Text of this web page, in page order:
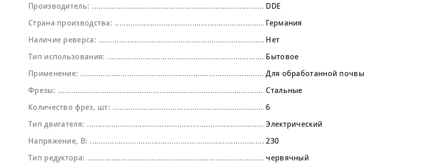
Производитель:
DDE
Страна производства:
Германия
Наличие реверса:
Нет
Тип использования:
Бытовое
Применение:
Для обработанной почвы
Фрезы:
Стальные
Количество фрез, шт:
6
Тип двигателя:
Электрический
Напряжение, В:
230
Тип редуктора:
червячный